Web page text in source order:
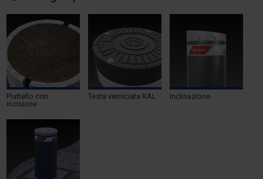
Piattello con
incisione
Testa verniciata RAL Inclinazione